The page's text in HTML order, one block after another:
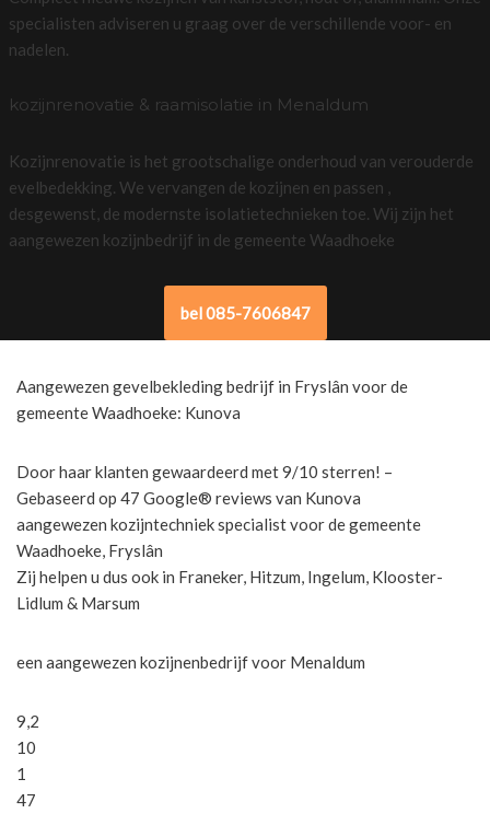
specialisten adviseren u graag over de verschillende voor- en
nadelen.
kozijnrenovatie & raamisolatie in Menaldum
Kozijnrenovatie is het grootschalige onderhoud van verouderde
evelbedekking. We vervangen de kozijnen en passen ,
desgewenst, de modernste isolatietechnieken toe. Wij zijn het
aangewezen kozijnbedrijf in de gemeente Waadhoeke
bel 085-7606847
Aangewezen gevelbekleding bedrijf in Fryslân voor de
gemeente Waadhoeke: Kunova
Door haar klanten gewaardeerd met 9/10 sterren! –
Gebaseerd op 47 Google® reviews van Kunova
aangewezen kozijntechniek specialist voor de gemeente
Waadhoeke, Fryslân
Zij helpen u dus ook in Franeker, Hitzum, Ingelum, Klooster-
Lidlum & Marsum
een aangewezen kozijnenbedrijf voor Menaldum
9,2
10
1
47